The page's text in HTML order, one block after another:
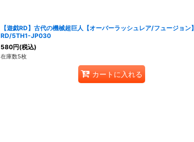
【遊戯RD】古代の機械超巨人【オーバーラッシュレア/フュージョン】
RD/5TH1-JP030
580円(税込)
在庫数5枚
カートに入れる